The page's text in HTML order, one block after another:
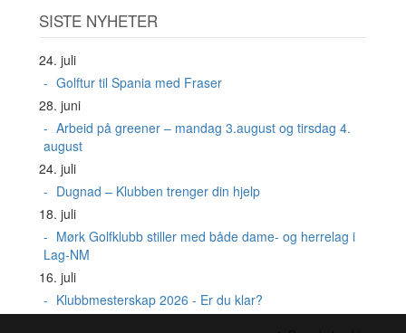
SISTE NYHETER
24. juli
Golftur til Spania med Fraser
28. juni
Arbeid på greener – mandag 3.august og tirsdag 4.
august
24. juli
Dugnad – Klubben trenger din hjelp
18. juli
Mørk Golfklubb stiller med både dame- og herrelag i
Lag-NM
16. juli
Klubbmesterskap 2026 - Er du klar?